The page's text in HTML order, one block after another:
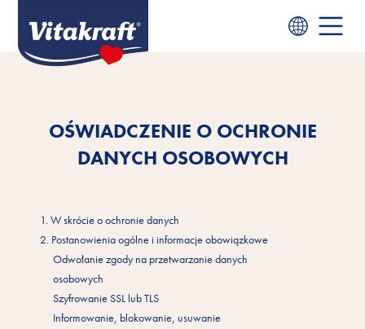
OŚWIADCZENIE O OCHRONIE
DANYCH OSOBOWYCH
1. W skrócie o ochronie danych
2. Postanowienia ogólne i informacje obowiązkowe
Odwołanie zgody na przetwarzanie danych
osobowych
Szyfrowanie SSL lub TLS
Informowanie, blokowanie, usuwanie